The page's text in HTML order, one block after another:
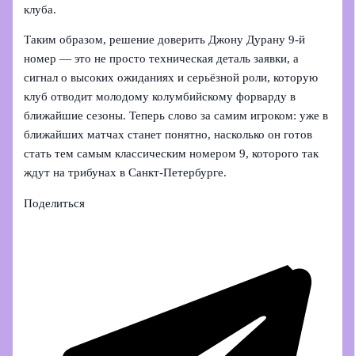
клуба.
Таким образом, решение доверить Джону Дурану 9‑й
номер — это не просто техническая деталь заявки, а
сигнал о высоких ожиданиях и серьёзной роли, которую
клуб отводит молодому колумбийскому форварду в
ближайшие сезоны. Теперь слово за самим игроком: уже в
ближайших матчах станет понятно, насколько он готов
стать тем самым классическим номером 9, которого так
ждут на трибунах в Санкт‑Петербурге.
Поделиться